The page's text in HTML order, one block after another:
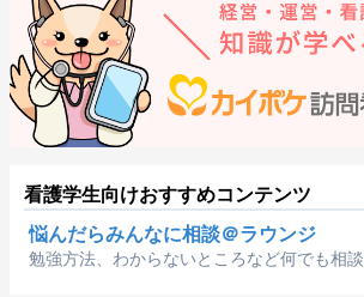
看護学生向けおすすめコンテンツ
悩んだらみんなに相談＠ラウンジ
勉強方法、わからないところなど何でも相談